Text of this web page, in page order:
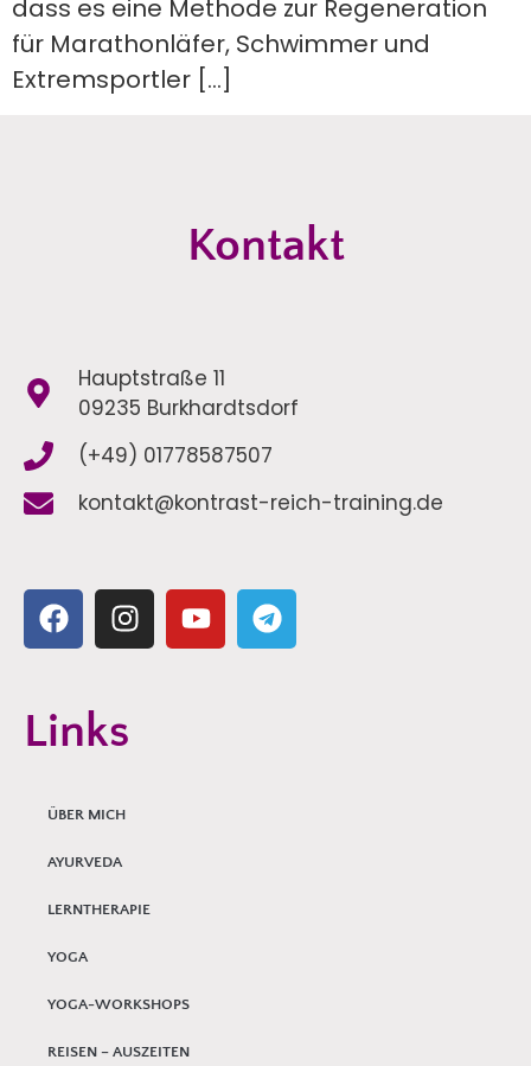
dass es eine Methode zur Regeneration
für Marathonläfer, Schwimmer und
Extremsportler […]
Kontakt
Hauptstraße 11
09235 Burkhardtsdorf
(+49) 01778587507
kontakt@kontrast-reich-training.de
Links
ÜBER MICH
AYURVEDA
LERNTHERAPIE
YOGA
YOGA-WORKSHOPS
REISEN – AUSZEITEN